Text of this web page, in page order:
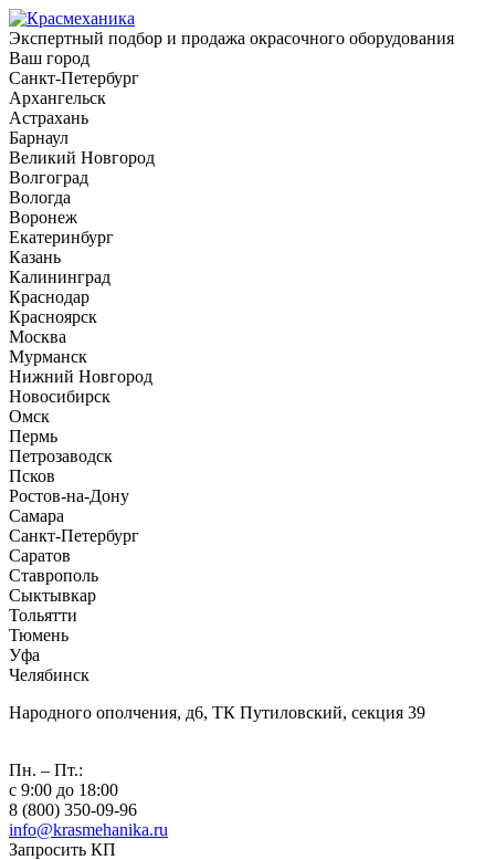
Экспертный подбор и продажа окрасочного оборудования
Ваш город
Санкт-Петербург
Архангельск
Астрахань
Барнаул
Великий Новгород
Волгоград
Вологда
Воронеж
Екатеринбург
Казань
Калининград
Краснодар
Красноярск
Москва
Мурманск
Нижний Новгород
Новосибирск
Омск
Пермь
Петрозаводск
Псков
Ростов-на-Дону
Самара
Санкт-Петербург
Саратов
Ставрополь
Сыктывкар
Тольятти
Тюмень
Уфа
Челябинск
Народного ополчения, д6, ТК Путиловский, секция 39
Пн. – Пт.:
с 9:00 до 18:00
8 (800) 350-09-96
info@krasmehanika.ru
Запросить КП